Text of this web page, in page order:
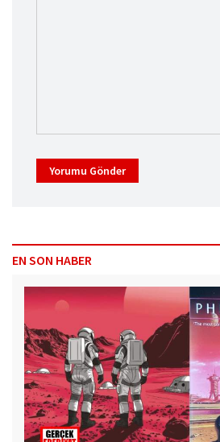
Yorumu Gönder
EN SON HABER